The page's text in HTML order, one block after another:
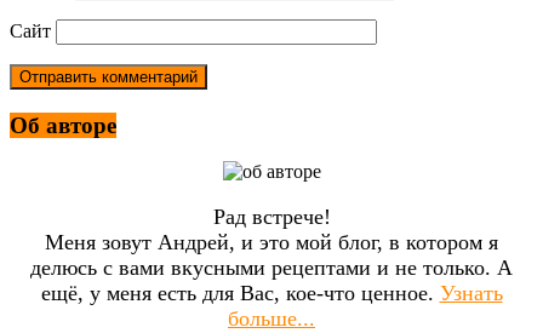
Сайт
Об авторе
Рад встрече!
Меня зовут Андрей, и это мой блог, в котором я
делюсь с вами вкусными рецептами и не только. А
ещё, у меня есть для Вас, кое-что ценное. Узнать
больше...